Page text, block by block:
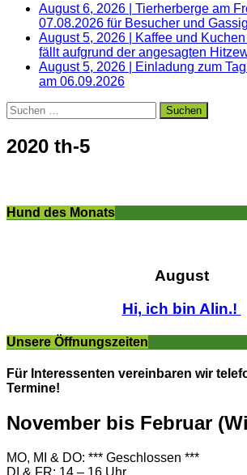
August 6, 2026
Tierherberge am
07.08.2026 für Besucher und
August 5, 2026
Kaffee und
fällt aufgrund der angesagten
August 5, 2026
Einladung zum
am 06.09.2026
Suchen
nach:
2020 th-5
Hund des Monats
August
Hi, ich bin Alin.!
Unsere Öffnungszeiten
Für Interessenten vereinbaren wir
Termine!
November bis Februar
MO, MI & DO: *** Geschlossen ***
DI & FR: 14 – 16 Uhr